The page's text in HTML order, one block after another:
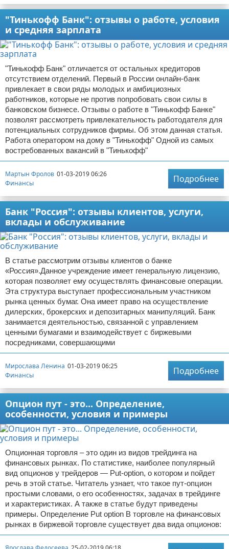
"Тинькофф Банк": отзывы о работе, условия
и средняя зарплата
"Тинькофф Банк" отличается от остальных кредиторов
отсутствием отделений. Первый в России онлайн-банк
привлекает в свои ряды молодых и амбициозных
работников, которые не против попробовать свои силы в
банковском бизнесе. Отзывы о работе в "Тинькофф Банке"
позволят рассмотреть привлекательность работодателя для
потенциальных сотрудников фирмы. Об этом данная статья.
Работа оператором на дому в "Тинькофф" Одной из самых
востребованных вакансий в "Тинькофф"
Мартын Фролов 01-03-2019 06:26
Финансы
Подробнее
Банк "Россия": отзывы клиентов, услуги,
вклады и обслуживание
В статье рассмотрим отзывы клиентов о банке
«Россия».Данное учреждение имеет генеральную лицензию,
которая позволяет ему осуществлять финансовые операции.
Эта структура выступает профессиональным участником
рынка ценных бумаг. Она имеет право на осуществление
дилерских, брокерских и депозитарных манипуляций. Банк
занимается деятельностью, связанной с управлением
ценными бумагами и взаимодействует с биржевыми
посредниками, совершающими
Мирослава Ленина 01-03-2019 06:25
Финансы
Подробнее
Опцион пут - это... Определение,
особенности, условия и примеры
Опционная торговля – это один из видов трейдинга на
финансовых рынках. По статистике, наиболее популярный
вид опционов у трейдеров — Put-option, о котором и пойдет
речь в этой статье. Читатель узнает, что такое пут-опцион
простыми словами, о его особенностях, задачах в трейдинге
и характеристиках. А также в статье будут приведены
примеры. Определение Put option В торговле на финансовых
рынках в биржевой торговле существует два вида опционов: